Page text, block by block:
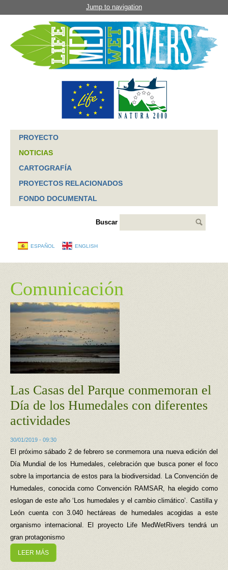
Jump to navigation
PROYECTO
NOTICIAS
CARTOGRAFÍA
PROYECTOS RELACIONADOS
FONDO DOCUMENTAL
Buscar
ESPAÑOL ENGLISH
Comunicación
Las Casas del Parque conmemoran el
Día de los Humedales con diferentes
actividades
30/01/2019 - 09:30
El próximo sábado 2 de febrero se conmemora una nueva edición del
Día Mundial de los Humedales, celebración que busca poner el foco
sobre la importancia de estos para la biodiversidad. La Convención de
Humedales, conocida como Convención RAMSAR, ha elegido como
eslogan de este año ‘Los humedales y el cambio climático’. Castilla y
León cuenta con 3.040 hectáreas de humedales acogidas a este
organismo internacional. El proyecto Life MedWetRivers tendrá un
gran protagonismo
LEER MÁS